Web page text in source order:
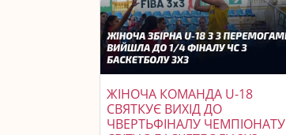
ЖІНОЧА КОМАНДА U-18
СВЯТКУЄ ВИХІД ДО
ЧВЕРТЬФІНАЛУ ЧЕМПІОНАТУ